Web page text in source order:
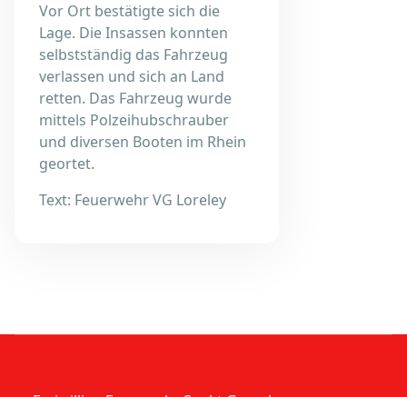
Vor Ort bestätigte sich die
Lage. Die Insassen konnten
selbstständig das Fahrzeug
verlassen und sich an Land
retten. Das Fahrzeug wurde
mittels Polzeihubschrauber
und diversen Booten im Rhein
geortet.
Text: Feuerwehr VG Loreley